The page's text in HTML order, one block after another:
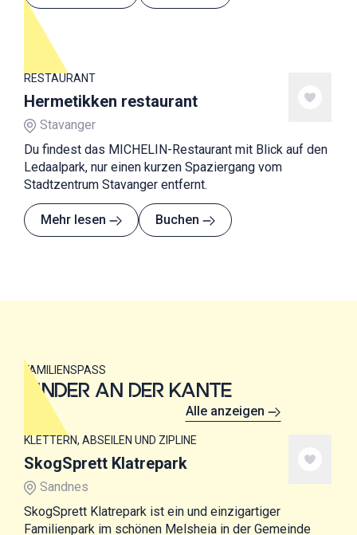
RESTAURANT
Hermetikken restaurant
Stavanger
Du findest das MICHELIN-Restaurant mit Blick auf den
Ledaalpark, nur einen kurzen Spaziergang vom
Stadtzentrum Stavanger entfernt.
Mehr lesen Buchen
FAMILIENSPASS
KINDER AN DER KANTE
Alle anzeigen
KLETTERN, ABSEILEN UND ZIPLINE
SkogSprett Klatrepark
Sandnes
SkogSprett Klatrepark ist ein und einzigartiger
Familienpark im schönen Melsheia in der Gemeinde